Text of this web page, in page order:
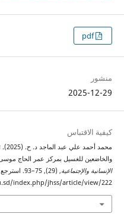
pdf
منشور
2025-12-29
كيفية الاقتباس
والخاضعين للغسيل بمركز عمر الحاج موسى برفاعة 2022
الإنسانية والإجتماعية
, (29), 75–93.
index.php/jhss/article/view/222